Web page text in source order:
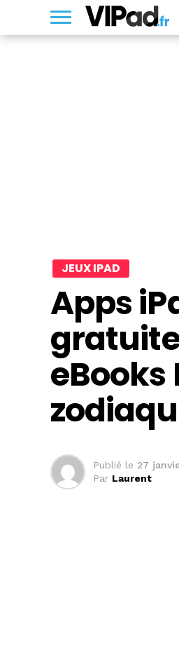
JEUX IPAD
Apps
eBooks
Publié le 27
Par Laurent